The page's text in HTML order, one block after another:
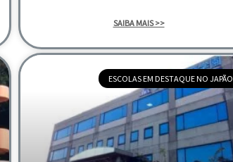
SAIBA MAIS >>
ESCOLAS EM DESTAQUE NO JAPÃO